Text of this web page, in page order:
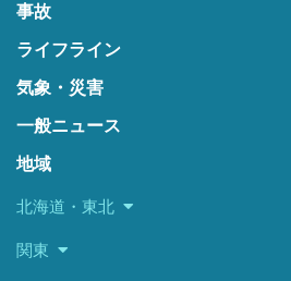
事故
ライフライン
気象・災害
一般ニュース
地域
北海道・東北
関東